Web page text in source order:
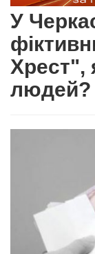
У
Хрест",
людей?